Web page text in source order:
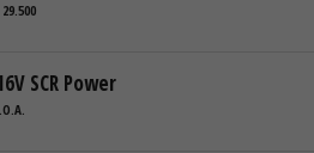
SCR Power